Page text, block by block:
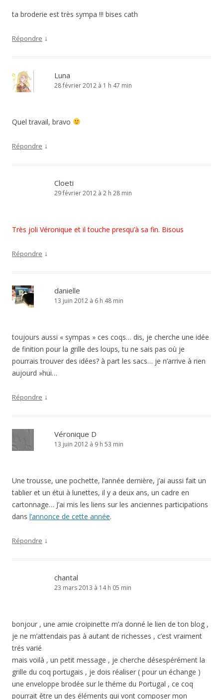
ta broderie est très sympa !!! bises cath
Répondre ↓
Luna
28 février 2012 à 1 h 47 min
Quel travail, bravo
Répondre ↓
Cloeti
29 février 2012 à 2 h 28 min
Très joli Véronique et il touche presqu’à sa fin. Bisous
Répondre ↓
danielle
13 juin 2012 à 6 h 48 min
toujours aussi « sympas » ces coqs… dis, je cherche une idée
de finition pour la grille des loups, tu ne sais pas où je
pourrais trouver des idées? à part les sacs… je n’arrive à rien
aujourd »hui…
Répondre ↓
Véronique D
13 juin 2012 à 9 h 53 min
Une trousse, une pochette, l’année dernière, j’ai aussi fait un
tablier et un étui à lunettes, il y a deux ans, un cadre en
cartonnage… J’ai mis les liens sur les anciennes participations
dans l’annonce de cette année.
Répondre ↓
chantal
23 mars 2013 à 14 h 05 min
bonjour , une amie croipinette m’a donné le lien de ton blog ,
je ne m’attendais pas à autant de richesses , c’est vraiment
trés varié
mais voilà , un petit message , je cherche désespérément la
grille du coq portugais , je dois réaliser ( pour un échange )
une enveloppe brodée sur le théme du Portugal , ce coq
pourrait être un des éléments qui vont composer mon